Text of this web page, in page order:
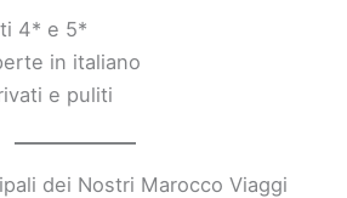
4* e 5*
in italiano
e puliti
dei Nostri Marocco Viaggi